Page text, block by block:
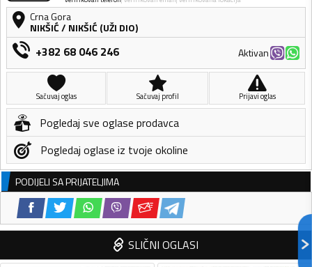
Crna Gora
NIKŠIĆ/ NIKŠIĆ (UŽI DIO)
+382 68 046 246 Aktivan
Sačuvaj oglas Sačuvaj profil Prijavi oglas
Pogledaj sve oglase prodavca
Pogledaj oglase iz tvoje okoline
PODIJELI SA PRIJATELJIMA
SLIČNI OGLASI